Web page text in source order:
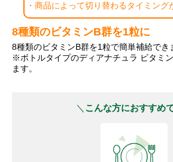
・商品によって切り替わるタイミング
8種類のビタミンB群を1粒に
8種類のビタミンB群を1粒で簡単補給でき
※ボトルタイプのディアナチュラ ビタミ
ます。
こんな方におすすめ